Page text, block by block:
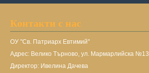
Контакти с нас
ОУ "Св. Патриарх Евтимий"
Адрес: Велико Търново, ул. Мармарлийска №13
Директор: Ивелина Дачева